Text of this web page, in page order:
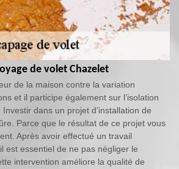
de volet Chazelet
de la maison contre la variation
et il participe également sur l’isolation
Investir dans un projet d’installation de
Parce que le résultat de ce projet vous
Après avoir effectué un travail
est essentiel de ne pas négliger le
intervention améliore la qualité de